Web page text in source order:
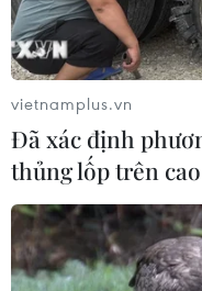
vietnamplus.vn
Đã xác định
thủng lốp trên